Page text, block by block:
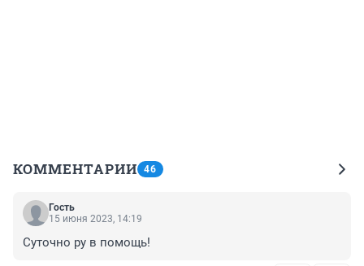
КОММЕНТАРИИ 46
Гость
15 июня 2023, 14:19
Суточно ру в помощь!